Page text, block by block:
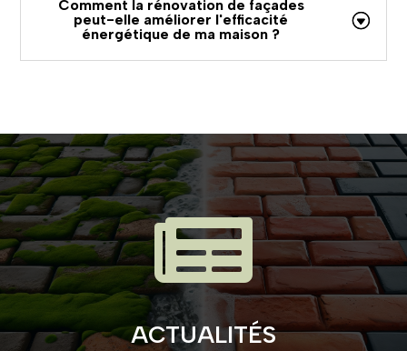
Comment la rénovation de façades
peut-elle améliorer l'efficacité
énergétique de ma maison ?

ACTUALITÉS